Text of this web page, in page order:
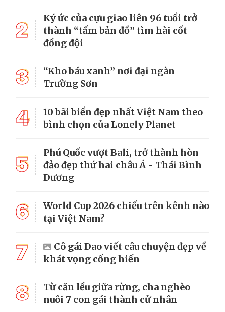
2
Ký ức của cựu giao liên 96 tuổi trở
thành “tấm bản đồ” tìm hài cốt
đồng đội
3
“Kho báu xanh” nơi đại ngàn
Trường Sơn
4
10 bãi biển đẹp nhất Việt Nam theo
bình chọn của Lonely Planet
5
Phú Quốc vượt Bali, trở thành hòn
đảo đẹp thứ hai châu Á - Thái Bình
Dương
6
World Cup 2026 chiếu trên kênh nào
tại Việt Nam?
7
Cô gái Dao viết câu chuyện đẹp về
khát vọng cống hiến
8
Từ căn lều giữa rừng, cha nghèo
nuôi 7 con gái thành cử nhân